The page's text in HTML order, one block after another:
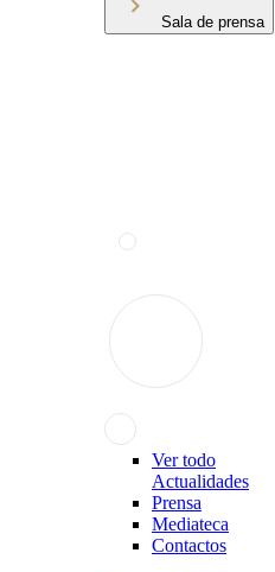
Sala de prensa
Ver todo
Actualidades
Prensa
Mediateca
Contactos